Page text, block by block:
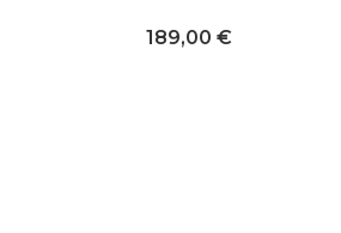
189,00 €